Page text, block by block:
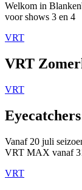
Welkom in
voor shows 3 en 4
VRT
VRT
VRT
Vanaf 20 juli
VRT MAX vanaf
VRT